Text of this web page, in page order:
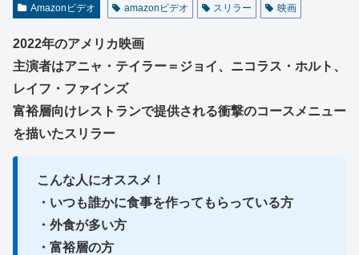
Amazonビデオ amazonビデオ スリラー 映画
2022年のアメリカ映画
主演者はアニャ・テイラー＝ジョイ、ニコラス・ホルト、
レイフ・ファインズ
富裕層向けレストランで提供される衝撃のコースメニュー
を描いたスリラー
こんな人にオススメ！
・いつも誰かに食事を作ってもらっている方
・外食が多い方
・富裕層の方